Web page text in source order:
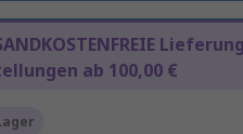
ab 100,00 €